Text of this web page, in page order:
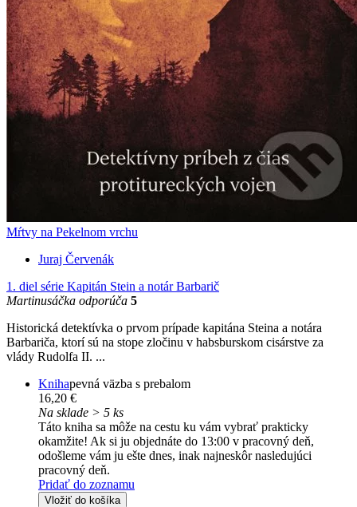
Mŕtvy na Pekelnom vrchu
Juraj Červenák
1. diel série Kapitán Stein a notár Barbarič
Martinusáčka odporúča 5
Historická detektívka o prvom prípade kapitána Steina a notára
Barbariča, ktorí sú na stope zločinu v habsburskom cisárstve za
vlády Rudolfa II. ...
Knihapevná väzba s prebalom
16,20 €
Na sklade > 5 ks
Táto kniha sa môže na cestu ku vám vybrať prakticky
okamžite! Ak si ju objednáte do 13:00 v pracovný deň,
odošleme vám ju ešte dnes, inak najneskôr nasledujúci
pracovný deň.
Pridať do zoznamu
Vložiť do košíka